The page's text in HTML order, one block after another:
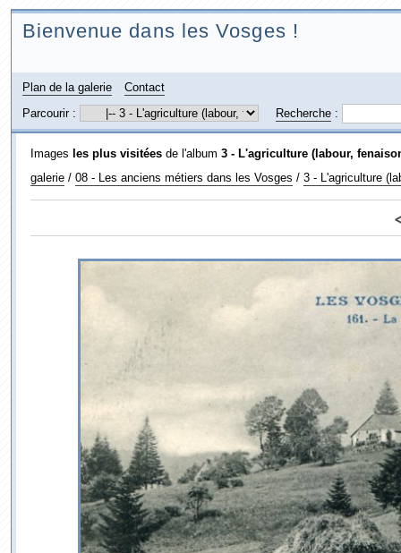
Bienvenue dans les Vosges !
Plan de la galerie
Contact
Parcourir :
Recherche:
Images les plus visitéesde l'album 3 - L'agriculture (labour,
galerie/ 08 - Les anciens métiers dans les Vosges / 3 - L'agriculture